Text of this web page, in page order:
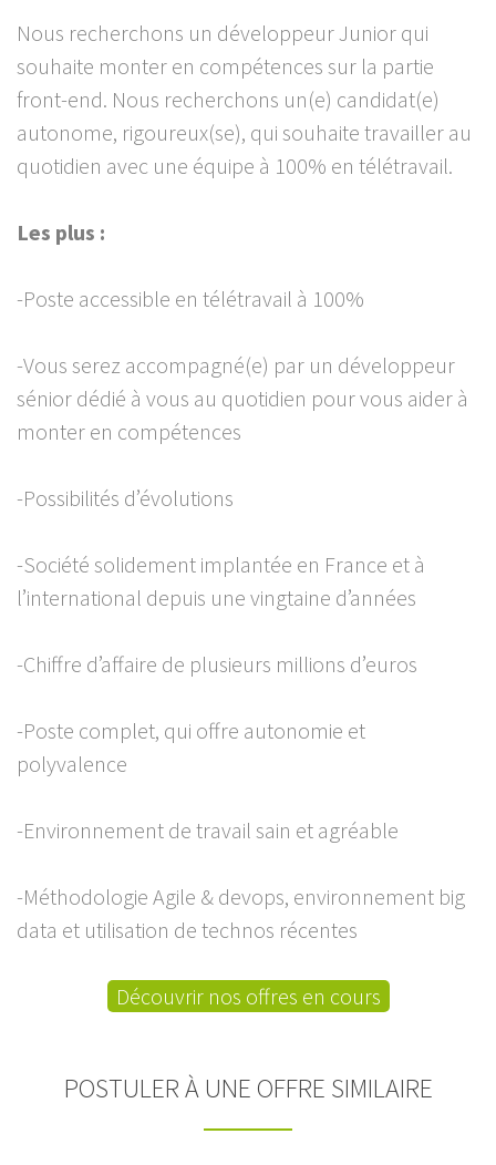
Nous recherchons un développeur Junior qui
souhaite monter en compétences sur la partie
front-end. Nous recherchons un(e) candidat(e)
autonome, rigoureux(se), qui souhaite travailler au
quotidien avec une équipe à 100% en télétravail.
Les plus :
-Poste accessible en télétravail à 100%
-Vous serez accompagné(e) par un développeur
sénior dédié à vous au quotidien pour vous aider à
monter en compétences
-Possibilités d’évolutions
-Société solidement implantée en France et à
l’international depuis une vingtaine d’années
-Chiffre d’affaire de plusieurs millions d’euros
-Poste complet, qui offre autonomie et
polyvalence
-Environnement de travail sain et agréable
-Méthodologie Agile & devops, environnement big
data et utilisation de technos récentes
Découvrir nos offres en cours
POSTULER À UNE OFFRE SIMILAIRE